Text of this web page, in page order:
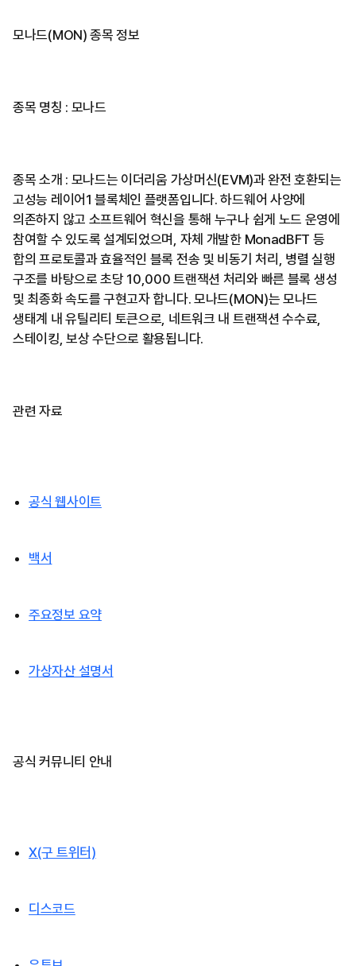
모나드(MON) 종목 정보
종목 명칭 : 모나드
종목 소개 : 모나드는 이더리움 가상머신(EVM)과 완전 호환되는
고성능 레이어1 블록체인 플랫폼입니다. 하드웨어 사양에
의존하지 않고 소프트웨어 혁신을 통해 누구나 쉽게 노드 운영에
참여할 수 있도록 설계되었으며, 자체 개발한 MonadBFT 등
합의 프로토콜과 효율적인 블록 전송 및 비동기 처리, 병렬 실행
구조를 바탕으로 초당 10,000 트랜잭션 처리와 빠른 블록 생성
및 최종화 속도를 구현고자 합니다. 모나드(MON)는 모나드
생태계 내 유틸리티 토큰으로, 네트워크 내 트랜잭션 수수료,
스테이킹, 보상 수단으로 활용됩니다.
관련 자료
공식 웹사이트
백서
주요정보 요약
가상자산 설명서
공식 커뮤니티 안내
X(구 트위터)
디스코드